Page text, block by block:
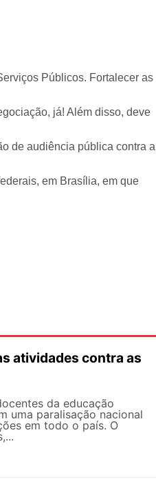
Públicos. Fortalecer as
já! Além disso, deve
de audiência pública contra a
em Brasília, em que
atividades contra as
da educação
uma paralisação nacional
em todo o país. O